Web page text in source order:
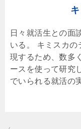
日々就活生との面
いる。 キミスカの
現するため、数多
ースを使って研究
でいられる就活の